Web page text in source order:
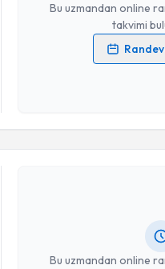
Bu uzmandan online
takvimi
Kişisel verilerimin
Takvim
Bu uzmandan online